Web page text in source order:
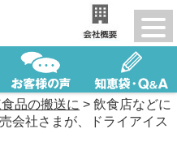
品の搬送に > 飲食店などに
会社さまが、ドライアイス